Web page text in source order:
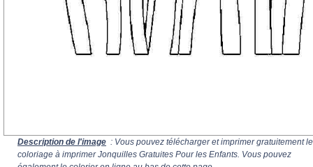
Description de l'image : Vous pouvez télécharger et imprimer gratuitement le
coloriage à imprimer Jonquilles Gratuites Pour les Enfants. Vous pouvez